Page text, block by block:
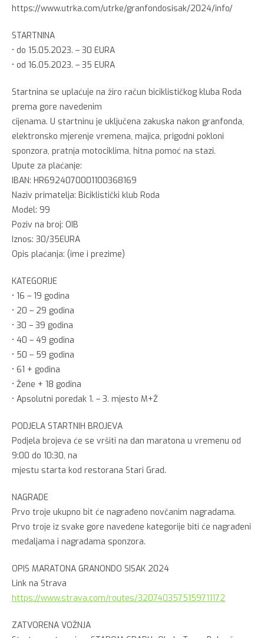
https://www.utrka.com/utrke/granfondosisak/2024/info/
STARTNINA
• do 15.05.2023. – 30 EURA
• od 16.05.2023. – 35 EURA
Startnina se uplaćuje na žiro račun biciklističkog kluba Roda
prema gore navedenim
cijenama. U startninu je uključena zakuska nakon granfonda,
elektronsko mjerenje vremena, majica, prigodni pokloni
sponzora, pratnja motociklima, hitna pomoć na stazi.
Upute za plaćanje:
IBAN: HR6924070001100368169
Naziv primatelja: Biciklistički klub Roda
Model: 99
Poziv na broj: OIB
Iznos: 30/35EURA
Opis plaćanja: (ime i prezime)
KATEGORIJE
• 16 – 19 godina
• 20 – 29 godina
• 30 – 39 godina
• 40 – 49 godina
• 50 – 59 godina
• 61 + godina
• Žene + 18 godina
• Apsolutni poredak 1. – 3. mjesto M+Ž
PODJELA STARTNIH BROJEVA
Podjela brojeva će se vršiti na dan maratona u vremenu od
9:00 do 10:30, na
mjestu starta kod restorana Stari Grad.
NAGRADE
Prvo troje ukupno bit će nagrađeno novčanim nagradama.
Prvo troje iz svake gore navedene kategorije biti će nagrađeni
medaljama i nagradama sponzora.
OPIS MARATONA GRANONDO SISAK 2024
Link na Strava
https://www.strava.com/routes/3207403575159711172
ZATVORENA VOŽNJA